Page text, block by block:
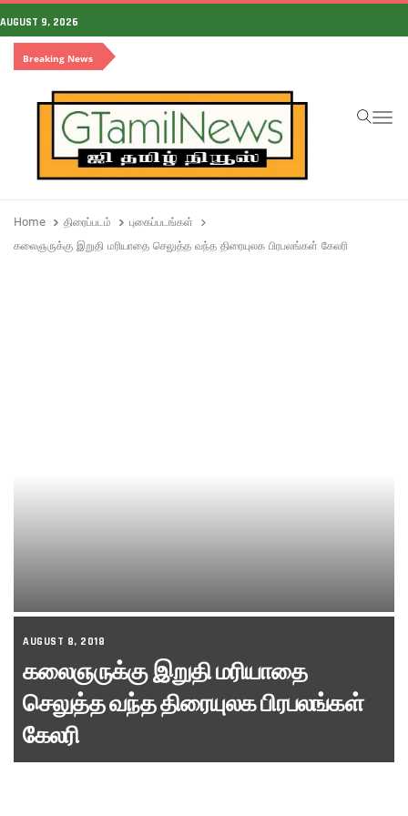
AUGUST 9, 2026
Breaking News
Home திரைப்படம்
புகைப்படங்கள்
கலைஞருக்கு இறுதி மரியாதை செலுத்த வந்த திரையுலக பிரபலங்கள் கேலரி
AUGUST 8, 2018
கலைஞருக்கு இறுதி மரியாதை
செலுத்த வந்த திரையுலக பிரபலங்கள்
கேலரி